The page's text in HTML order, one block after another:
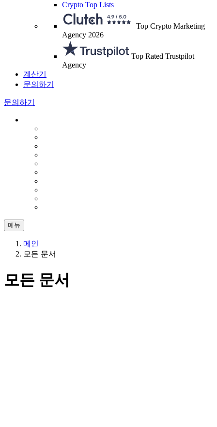
Crypto Top Lists
Top Crypto Marketing
Agency 2026
Top Rated Trustpilot
Agency
계산기
문의하기
문의하기
메뉴
메인
모든 문서
모든 문서